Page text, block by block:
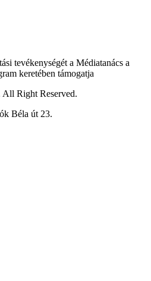
tevékenységét a Médiatanács a
keretében támogatja
Right Reserved.
Béla út 23.